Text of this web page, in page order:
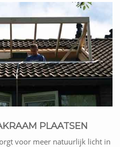
PLAATSEN
voor meer natuurlijk licht in